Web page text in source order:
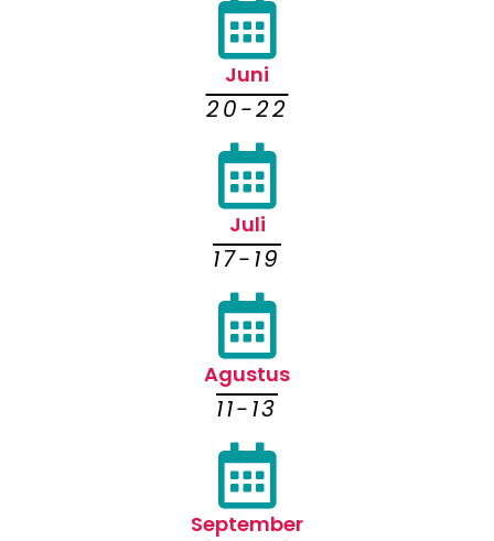
Juni
20-22
Juli
17-19
Agustus
11-13
September